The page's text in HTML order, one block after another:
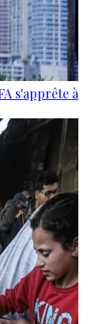
s'apprête à